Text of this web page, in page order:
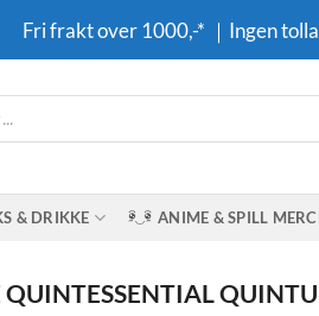
Fri frakt over 1000,-* ｜Ingen
& DRIKKE ANIME & SPILL
QUINTESSENTIAL